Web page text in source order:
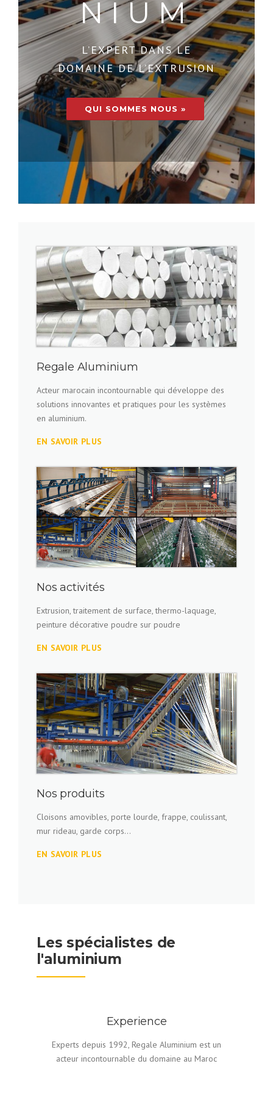
NIUM
L’EXPERT DANS LE
DOMAINE DE L’EXTRUSION
QUI SOMMES NOUS »
Regale Aluminium
Acteur marocain incontournable qui développe des
solutions innovantes et pratiques pour les systèmes
en aluminium.
EN SAVOIR PLUS
Nos activités
Extrusion, traitement de surface, thermo-laquage,
peinture décorative poudre sur poudre
EN SAVOIR PLUS
Nos produits
Cloisons amovibles, porte lourde, frappe, coulissant,
mur rideau, garde corps...
EN SAVOIR PLUS
Les spécialistes de
l'aluminium
Experience
Experts depuis 1992, Regale Aluminium est un
acteur incontournable du domaine au Maroc